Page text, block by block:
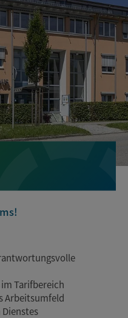
Tarifbereich
Arbeitsumfeld